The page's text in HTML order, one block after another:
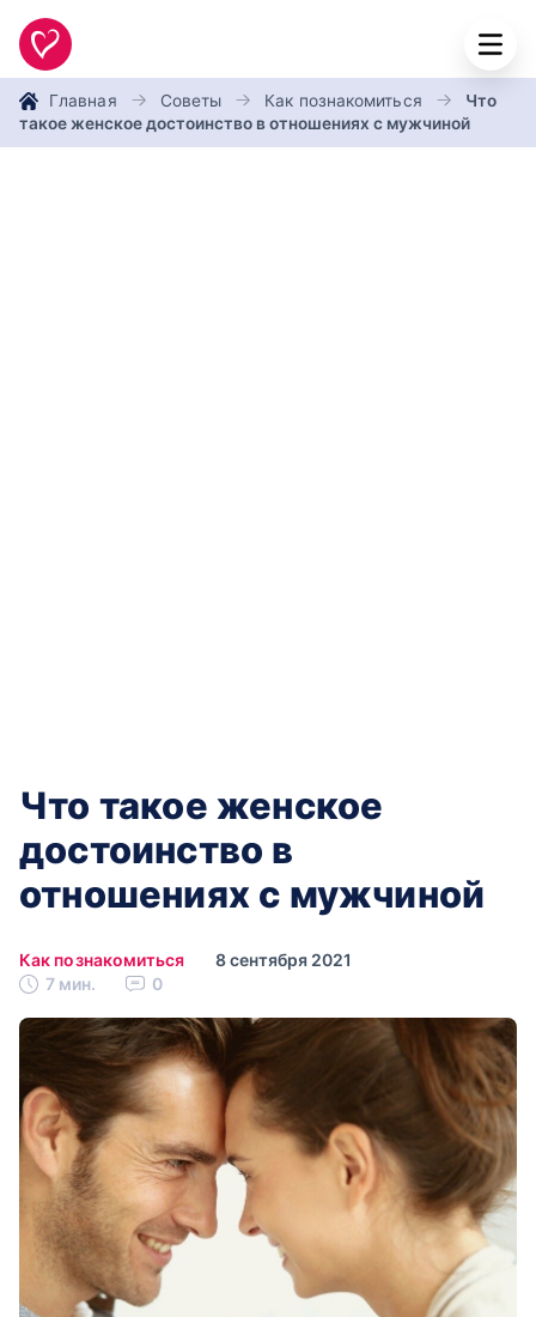
Главная Советы Как познакомиться
Что
такое женское достоинство в отношениях с мужчиной
Что такое женское
достоинство в
отношениях с мужчиной
Как познакомиться
8 сентября 2021
7 мин.
0